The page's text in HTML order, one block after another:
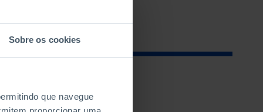
Sobre os cookies
que navegue